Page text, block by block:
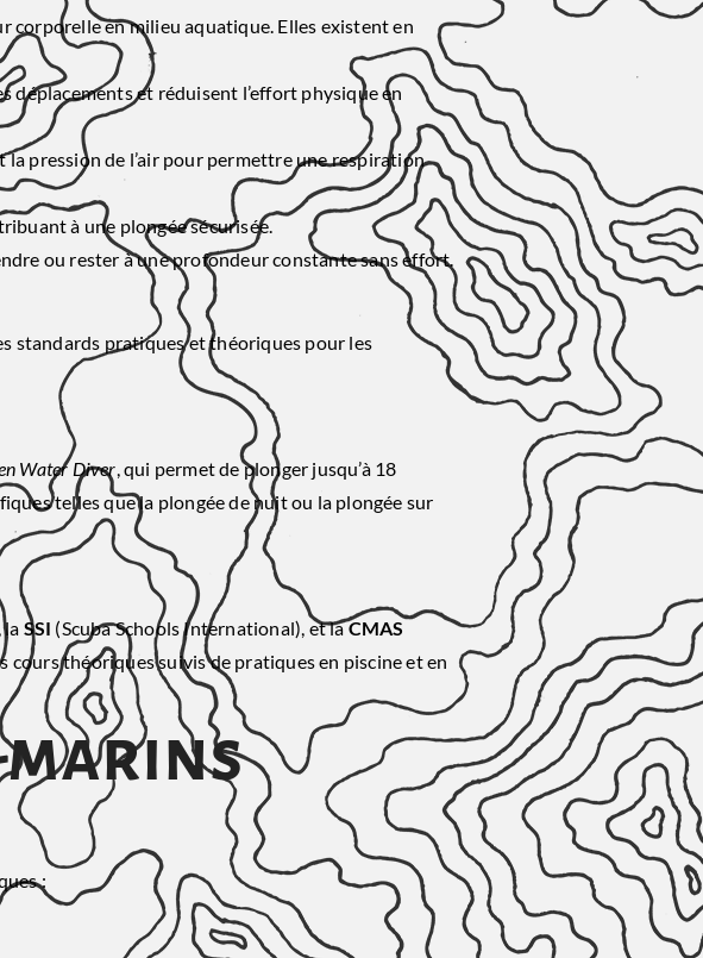
corporelle en milieu aquatique. Elles existent en
déplacements et réduisent l’effort physique en
pression de l’air pour permettre une respiration
à une plongée sécurisée.
ou rester à une profondeur constante sans effort.
standards pratiques et théoriques pour les
Water Diver , qui permet de plonger jusqu’à 18
telles que la plongée de nuit ou la plongée sur
la SSI (Scuba Schools International), et laCMAS
théoriques suivis de pratiques en piscine et en
marins
: